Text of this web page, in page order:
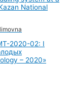
National
2020-02: I
– 2020»